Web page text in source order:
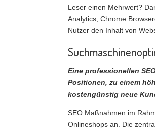
Leser einen Mehrwert?
Analytics, Chrome
Nutzer den Inhalt von
Eine professionellen
Positionen, zu einem
kostengünstig neue
SEO Maßnahmen im
Onlineshops an. Die